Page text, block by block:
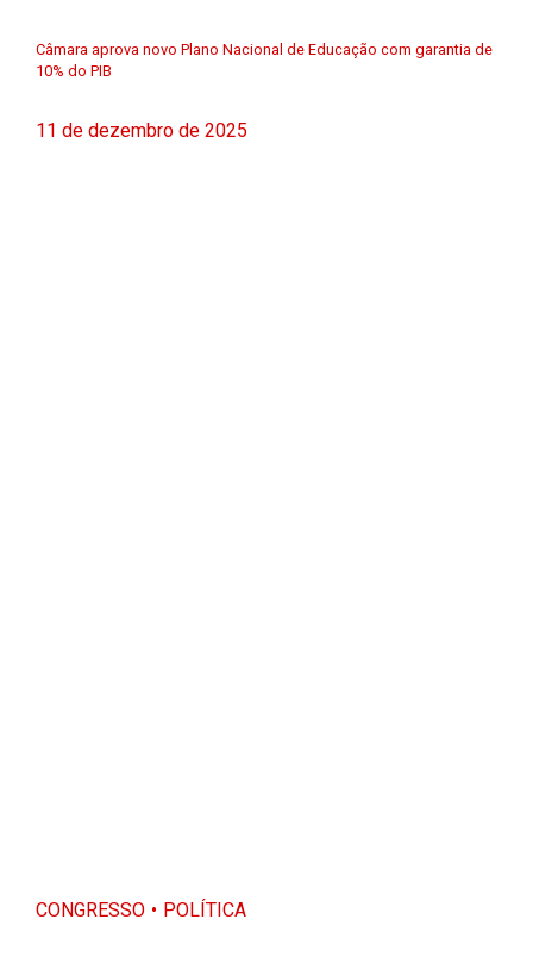
Câmara aprova novo Plano Nacional de Educação com garantia de
10% do PIB
11 de dezembro de 2025
CONGRESSO POLÍTICA